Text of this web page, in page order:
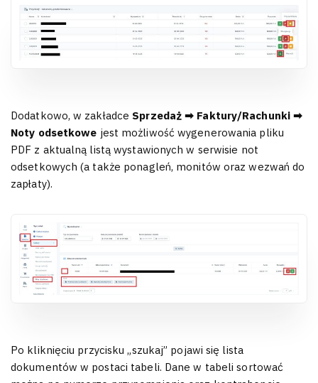
Dodatkowo, w zakładce Sprzedaż ➡ Faktury/Rachunki ➡
Noty odsetkowe jest możliwość wygenerowania pliku
PDF z aktualną listą wystawionych w serwisie not
odsetkowych (a także ponagleń, monitów oraz wezwań do
zapłaty).
Po kliknięciu przycisku „szukaj” pojawi się lista
dokumentów w postaci tabeli. Dane w tabeli sortować